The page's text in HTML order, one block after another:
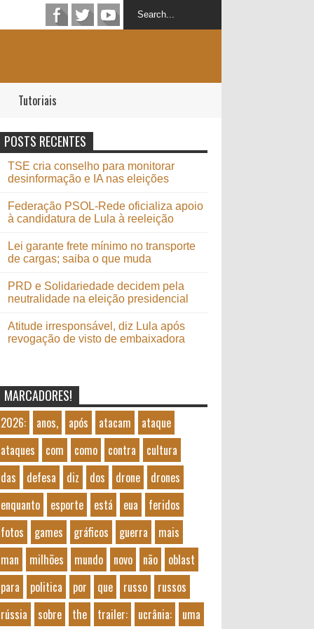
Tutoriais
POSTS RECENTES
TSE cria conselho para monitorar
desinformação e IA nas eleições
Federação PSOL-Rede oficializa apoio
à candidatura de Lula à reeleição
Lei garante frete mínimo no transporte
de cargas; saiba o que muda
PRD e Solidariedade decidem pela
neutralidade na eleição presidencial
Atitude irresponsável, diz Lula após
revogação de visto de embaixadora
MARCADORES!
2026: anos, após atacam
ataque
ataques
com como contra
cultura
das
defesa diz dos drone
drones
enquanto
esporte está eua
feridos
fotos
games gráficos guerra
mais
man
milhões mundo novo não
oblast
para
politica por que russo
russos
rússia
sobre the trailer: ucrânia:
uma